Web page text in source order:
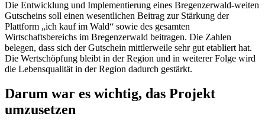
Die Entwicklung und Implementierung eines Bregenzerwald-weiten
Gutscheins soll einen wesentlichen Beitrag zur Stärkung der
Plattform „ich kauf im Wald“ sowie des gesamten
Wirtschaftsbereichs im Bregenzerwald beitragen. Die Zahlen
belegen, dass sich der Gutschein mittlerweile sehr gut etabliert hat.
Die Wertschöpfung bleibt in der Region und in weiterer Folge wird
die Lebensqualität in der Region dadurch gestärkt.
Darum war es wichtig, das Projekt
umzusetzen